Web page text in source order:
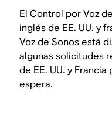
El Control por Voz
inglés de EE. UU. y
Voz de Sonos está
algunas solicitudes
de EE. UU. y
espera.